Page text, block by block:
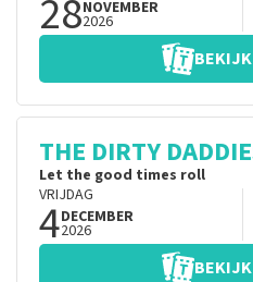
28NOVEMBER
2026
THE DIRTY
Let the good times roll
VRIJDAG
4DECEMBER
2026